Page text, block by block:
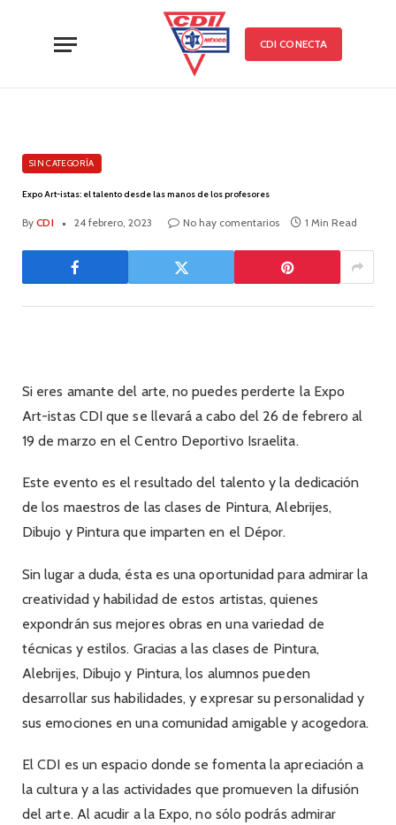
CDI CONECTA
SIN CATEGORÍA
Expo Art-istas: el talento desde las manos de los profesores
By CDI 24 febrero, 2023 No hay comentarios 1 Min Read
Si eres amante del arte, no puedes perderte la Expo
Art-istas CDI que se llevará a cabo del 26 de febrero al
19 de marzo en el Centro Deportivo Israelita.
Este evento es el resultado del talento y la dedicación
de los maestros de las clases de Pintura, Alebrijes,
Dibujo y Pintura que imparten en el Dépor.
Sin lugar a duda, ésta es una oportunidad para admirar la
creatividad y habilidad de estos artistas, quienes
expondrán sus mejores obras en una variedad de
técnicas y estilos. Gracias a las clases de Pintura,
Alebrijes, Dibujo y Pintura, los alumnos pueden
desarrollar sus habilidades, y expresar su personalidad y
sus emociones en una comunidad amigable y acogedora.
El CDI es un espacio donde se fomenta la apreciación a
la cultura y a las actividades que promueven la difusión
del arte. Al acudir a la Expo, no sólo podrás admirar